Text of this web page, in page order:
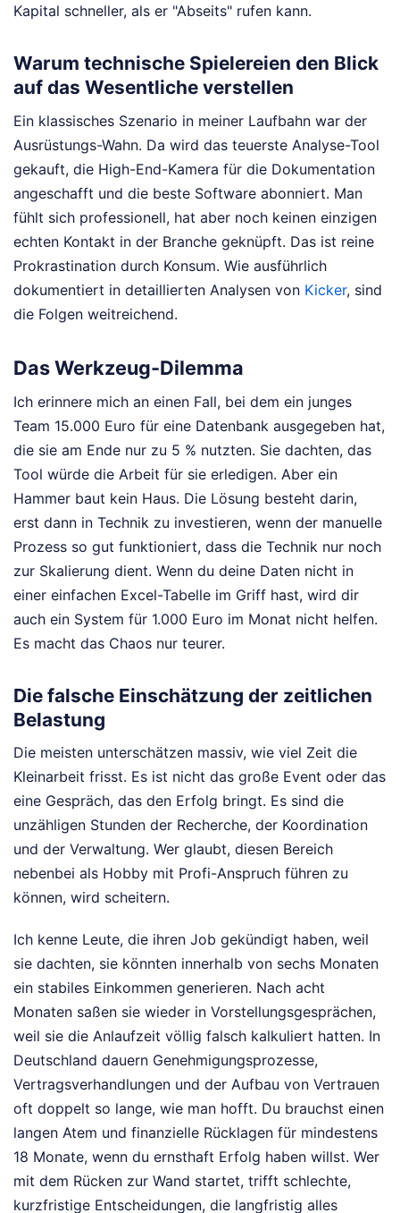
Kapital schneller, als er "Abseits" rufen kann.
Warum technische Spielereien den Blick
auf das Wesentliche verstellen
Ein klassisches Szenario in meiner Laufbahn war der
Ausrüstungs-Wahn. Da wird das teuerste Analyse-Tool
gekauft, die High-End-Kamera für die Dokumentation
angeschafft und die beste Software abonniert. Man
fühlt sich professionell, hat aber noch keinen einzigen
echten Kontakt in der Branche geknüpft. Das ist reine
Prokrastination durch Konsum. Wie ausführlich
dokumentiert in detaillierten Analysen von Kicker, sind
die Folgen weitreichend.
Das Werkzeug-Dilemma
Ich erinnere mich an einen Fall, bei dem ein junges
Team 15.000 Euro für eine Datenbank ausgegeben hat,
die sie am Ende nur zu 5 % nutzten. Sie dachten, das
Tool würde die Arbeit für sie erledigen. Aber ein
Hammer baut kein Haus. Die Lösung besteht darin,
erst dann in Technik zu investieren, wenn der manuelle
Prozess so gut funktioniert, dass die Technik nur noch
zur Skalierung dient. Wenn du deine Daten nicht in
einer einfachen Excel-Tabelle im Griff hast, wird dir
auch ein System für 1.000 Euro im Monat nicht helfen.
Es macht das Chaos nur teurer.
Die falsche Einschätzung der zeitlichen
Belastung
Die meisten unterschätzen massiv, wie viel Zeit die
Kleinarbeit frisst. Es ist nicht das große Event oder das
eine Gespräch, das den Erfolg bringt. Es sind die
unzähligen Stunden der Recherche, der Koordination
und der Verwaltung. Wer glaubt, diesen Bereich
nebenbei als Hobby mit Profi-Anspruch führen zu
können, wird scheitern.
Ich kenne Leute, die ihren Job gekündigt haben, weil
sie dachten, sie könnten innerhalb von sechs Monaten
ein stabiles Einkommen generieren. Nach acht
Monaten saßen sie wieder in Vorstellungsgesprächen,
weil sie die Anlaufzeit völlig falsch kalkuliert hatten. In
Deutschland dauern Genehmigungsprozesse,
Vertragsverhandlungen und der Aufbau von Vertrauen
oft doppelt so lange, wie man hofft. Du brauchst einen
langen Atem und finanzielle Rücklagen für mindestens
18 Monate, wenn du ernsthaft Erfolg haben willst. Wer
mit dem Rücken zur Wand startet, trifft schlechte,
kurzfristige Entscheidungen, die langfristig alles